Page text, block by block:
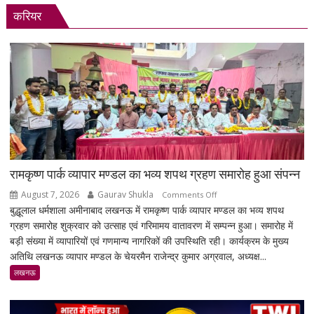
करियर
रामकृष्ण पार्क व्यापार मण्डल का भव्य शपथ ग्रहण समारोह हुआ संपन्न
August 7, 2026 Gaurav Shukla Comments Offon
रामकृष्ण
पार्क
व्यापार
मण्डल
शपथ
बुद्धूलाल धर्मशाला अमीनाबाद लखनऊ में रामकृष्ण पार्क व्यापार मण्डल का भव्य शपथ
ग्रहण समारोह शुक्रवार को उत्साह एवं गरिमामय वातावरण में सम्पन्न हुआ। समारोह में
बड़ी संख्या में व्यापारियों एवं गणमान्य नागरिकों की उपस्थिति रही। कार्यक्रम के मुख्य
अतिथि लखनऊ व्यापार मण्डल के चेयरमैन राजेन्द्र कुमार अग्रवाल, अध्यक्ष...
लखनऊ